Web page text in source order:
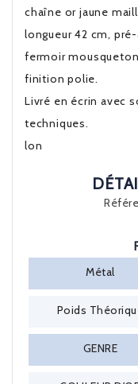
chaîne or jaune
longueur 42 cm,
fermoir
finition polie.
Livré en écrin avec
techniques.
lon
Métal
Poids
GENRE